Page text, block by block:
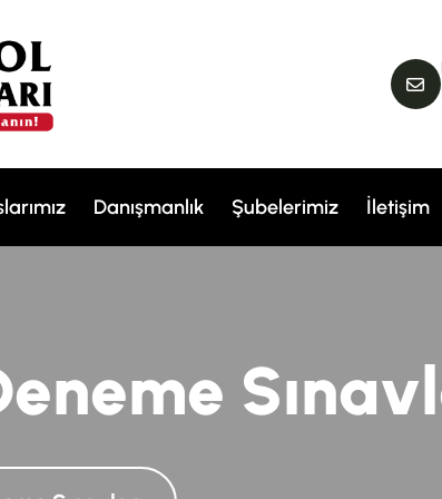
Danışmanlık Şubelerimiz İletişim
eneme Sınavl